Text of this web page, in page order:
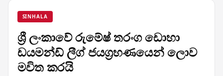
SINHALA
ශ්‍රී ලංකාවේ රුමේෂ් තරංග ඩොහා
ඩයමන්ඩ් ලීග් ජයග්‍රහණයෙන් ලොව
මවිත කරයි